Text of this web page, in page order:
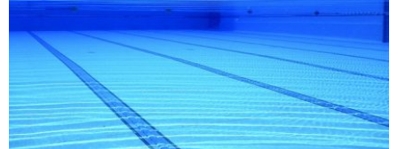
СПЕЦИЈАЛИ
БЛОГ
СРБИЈА